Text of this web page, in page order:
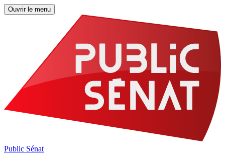
Ouvrir le menu
Public Sénat